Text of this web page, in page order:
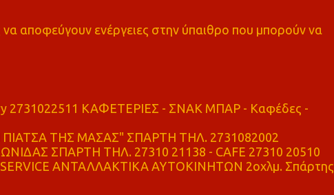
αποφεύγουν ενέργειες στην ύπαιθρο που μπορούν να
2731022511 ΚΑΦΕΤΕΡΙΕΣ - ΣΝΑΚ ΜΠΑΡ - Καφέδες -
ΤΗΣ ΜΑΣΑΣ" ΣΠΑΡΤΗ ΤΗΛ. 2731082002
ΣΠΑΡΤΗ ΤΗΛ. 27310 21138 - CAFE 27310 20510
ΑΝΤΑΛΛΑΚΤΙΚΑ ΑΥΤΟΚΙΝΗΤΩΝ 2οχλμ. Σπάρτης